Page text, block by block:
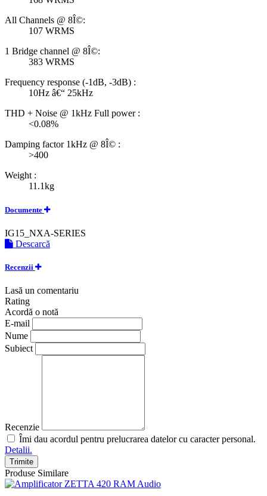
All Channels @ 8Î©:
107 WRMS
1 Bridge channel @ 8Î©:
383 WRMS
Frequency response (-1dB, -3dB) :
10Hz â€“ 25kHz
THD + Noise @ 1kHz Full power :
<0.08%
Damping factor 1kHz @ 8Î© :
>400
Weight :
11.1kg
Documente
IG15_NXA-SERIES
Descarcă
Recenzii
Lasă un comentariu
Rating
Acordă o notă
E-mail
Nume
Subiect
Recenzie
Îmi dau acordul pentru prelucrarea datelor cu caracter personal.
Detalii.
Trimite
Produse Similare